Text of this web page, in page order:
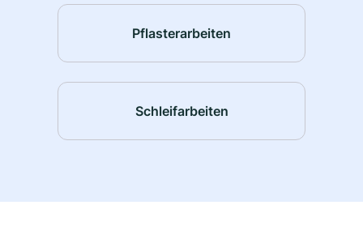
Pflasterarbeiten
Schleifarbeiten